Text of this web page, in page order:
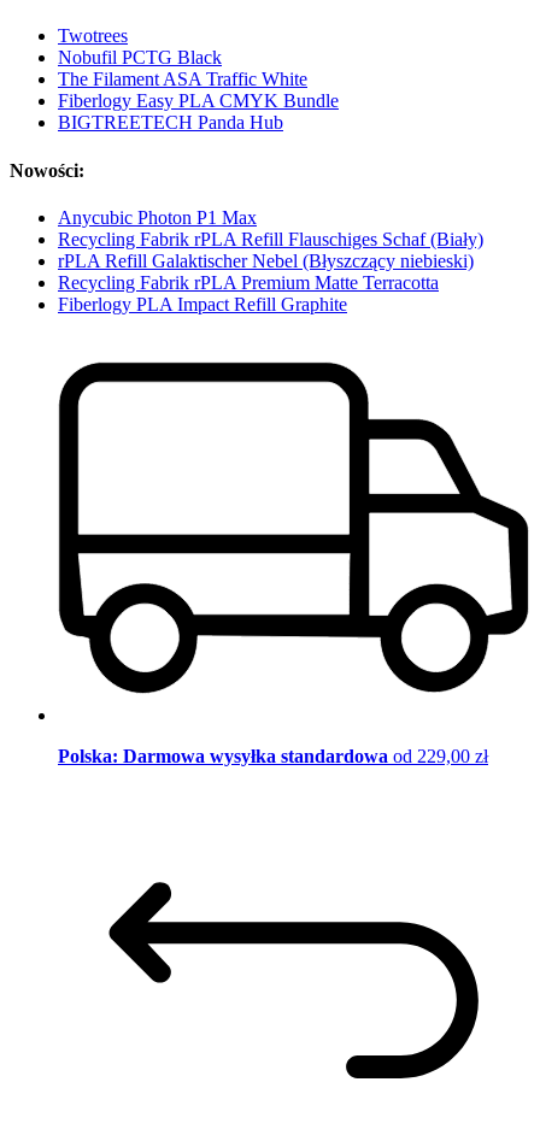
Twotrees
Nobufil PCTG Black
The Filament ASA Traffic White
Fiberlogy Easy PLA CMYK Bundle
BIGTREETECH Panda Hub
Nowości:
Anycubic Photon P1 Max
Recycling Fabrik rPLA Refill Flauschiges Schaf (Biały)
rPLA Refill Galaktischer Nebel (Błyszczący niebieski)
Recycling Fabrik rPLA Premium Matte Terracotta
Fiberlogy PLA Impact Refill Graphite
Polska: Darmowa wysyłka standardowa od 229,00 zł